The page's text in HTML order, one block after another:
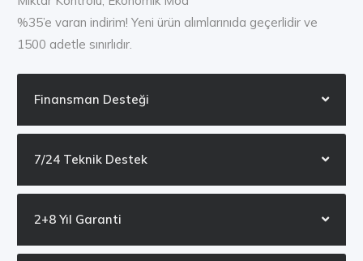
%35’e varan indirim! Yeni ürün alımlarınıda geçerlidir ve
1500 adetle sınırlıdır.
Finansman Desteği
7/24 Teknik Destek
2+8 Yıl Garanti